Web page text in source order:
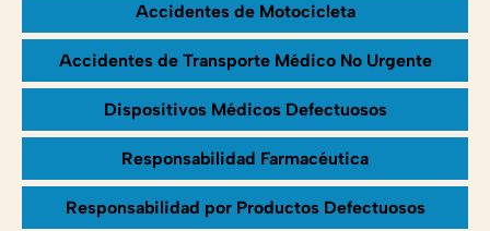
Accidentes de Motocicleta
Accidentes de Transporte Médico No Urgente
Dispositivos Médicos Defectuosos
Responsabilidad Farmacéutica
Responsabilidad por Productos Defectuosos